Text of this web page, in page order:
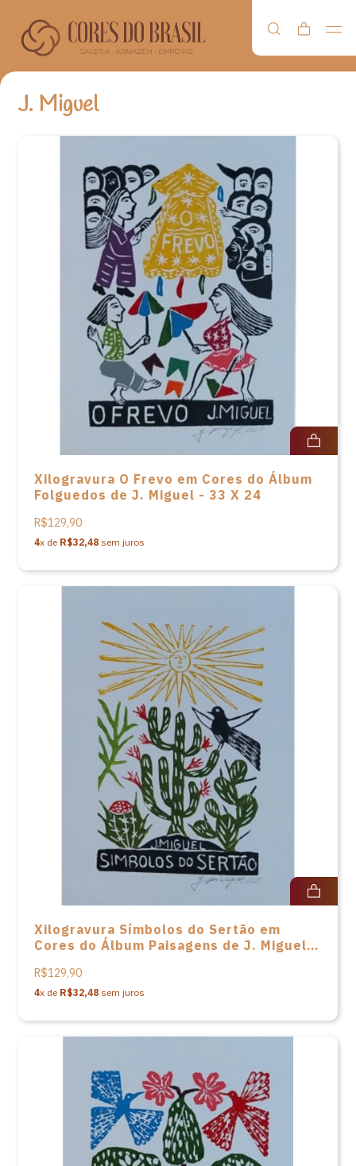
J. Miguel
Xilogravura O Frevo em Cores do Álbum
Folguedos de J. Miguel - 33 X 24
R$129,90
4x de R$32,48 sem juros
Xilogravura Símbolos do Sertão em
Cores do Álbum Paisagens de J. Miguel -
R$129,90
4x de R$32,48 sem juros